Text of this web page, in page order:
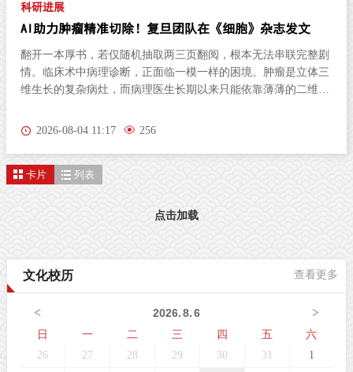
科研进展
AI助力肿瘤精准切除！复旦团队在《细胞》杂志发文
翻开一本厚书，若仅随机抽取两三页翻阅，根本无法串联完整剧
情。临床术中病理诊断，正面临一模一样的困境。肿瘤是立体三
维生长的复杂病灶，而病理医生长期以来只能依靠薄薄的二维切
隙立体蔓延、分布隐匿，单一平面切片极易遗漏关键病变区域，
队联合物理学系季敏标团队，在国际学术期刊《细胞》（Cell）
mapping of glioma infiltration”，推出全新超快速三维病理技术平
受激拉曼散射（SRS）成像原理，创新性融合快速组织透明化技
术与无监督学习图像生成算法，解决了三维病理成像周期漫长的
2026-08-04 11:17 256
卡片 列表
点击加载
文化校历 查看更多
< >
2026.8.6
日
一 二 三 四 五 六
26 27 28 29 30 31 1